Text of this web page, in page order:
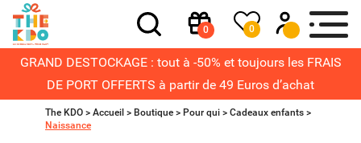
0 0
GRAND DESTOCKAGE : tout à -50% et toujours les FRAIS
DE PORT OFFERTS à partir de 49 Euros d’achat
The KDO > Accueil > Boutique > Pour qui > Cadeaux enfants >
Naissance